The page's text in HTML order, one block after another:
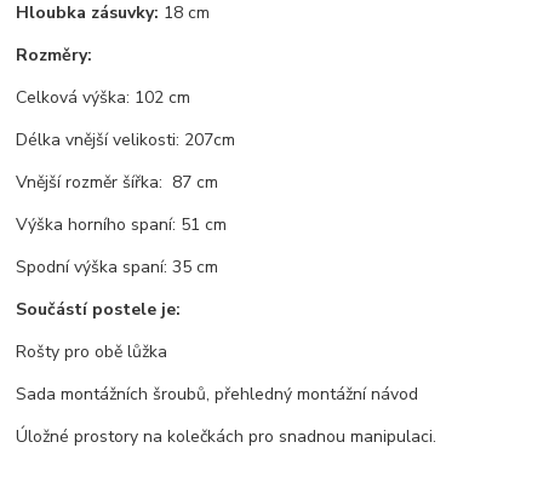
Hloubka zásuvky: 18 cm
Rozměry:
Celková výška: 102 cm
Délka vnější velikosti: 207cm
Vnější rozměr šířka: 87 cm
Výška horního spaní: 51 cm
Spodní výška spaní: 35 cm
Součástí postele je:
Rošty pro obě lůžka
Sada montážních šroubů, přehledný montážní návod
Úložné prostory na kolečkách pro snadnou manipulaci.